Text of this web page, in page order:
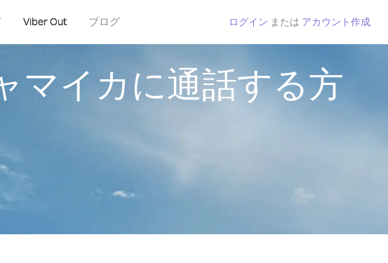
Viber Out ブログ ログイン または アカウント作成
マイカに通話する方